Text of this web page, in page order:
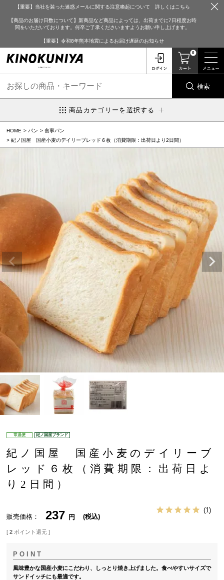
【重要】当社を装った迷惑メールに関する注意喚起について 詳しくはこちら
【商品のお届け日数について】新商品など商品によっては、出荷までに7日程度お時
間をいただいております。何卒ご了承くださいますようお願い申し上げます。
【重要】令和8年熊本地震によるお届け遅延のお知らせ
0
検索
商品カテゴリーを選択する
HOME パン
食事パン
紀ノ国屋 国産小麦のデイリーブレッド６枚（消費期限：出荷日より2日間）
常温便 紀ノ国屋ブランド
紀ノ国屋 国産小麦のデイリーブ
レッド６枚（消費期限：出荷日よ
り2日間）
販売価格 237 税込
1
[ 2 ポイント還元 ]
風味豊かな国産小麦にこだわり、しっとり焼き上げました。食べやすいサイズで
サンドイッチにも最適です。